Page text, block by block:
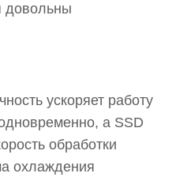
довольны
ускоряет работу
а SSD
обработки
охлаждения